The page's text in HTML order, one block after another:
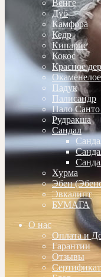
Венге
Дуб
Камфора
Кедр
Кипарис
Кокос
Красное
Падук
Палисандр
Пало Санто
Рудракша
Сандал
Хурма
Эбен
Эвкалипт
БУМАГА
О нас
Оплата и
Гарантии
Отзывы